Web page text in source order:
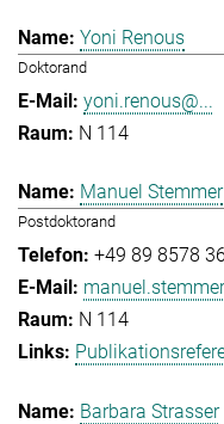
Yoni Renous
Doktorand
yoni.renous@...
N 114
Manuel Stemmer
Postdoktorand
+49 89 8578
N 114
Barbara Strasser